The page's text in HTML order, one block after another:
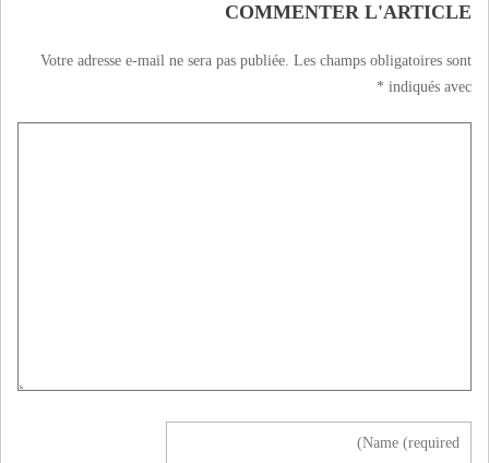
COMMENTER L'ARTICLE
Votre adresse e-mail ne sera pas publiée. Les champs obligatoires sont
indiqués avec
*